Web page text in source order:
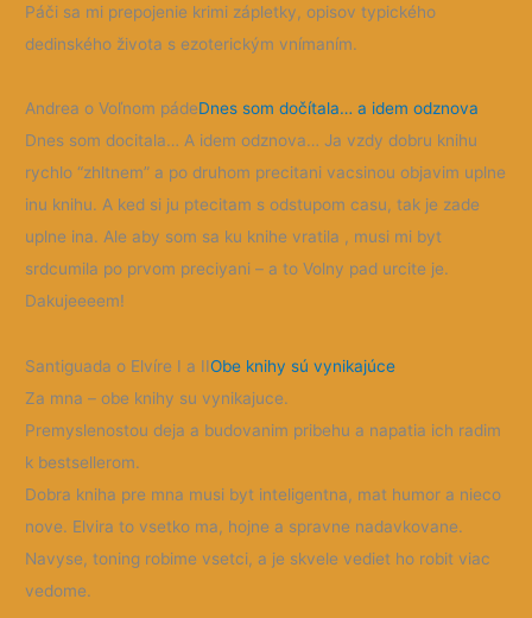
Páči sa mi prepojenie krimi zápletky, opisov typického
dedinského života s ezoterickým vnímaním.
Andrea o Voľnom pádeDnes som dočítala… a idem odznova
Dnes som docitala… A idem odznova… Ja vzdy dobru knihu
rychlo “zhltnem” a po druhom precitani vacsinou objavim uplne
inu knihu. A ked si ju ptecitam s odstupom casu, tak je zade
uplne ina. Ale aby som sa ku knihe vratila , musi mi byt
srdcumila po prvom preciyani – a to Volny pad urcite je.
Dakujeeeem!
Santiguada o Elvíre I a IIObe knihy sú vynikajúce
Za mna – obe knihy su vynikajuce.
Premyslenostou deja a budovanim pribehu a napatia ich radim
k bestsellerom.
Dobra kniha pre mna musi byt inteligentna, mat humor a nieco
nove. Elvira to vsetko ma, hojne a spravne nadavkovane.
Navyse, toning robime vsetci, a je skvele vediet ho robit viac
vedome.